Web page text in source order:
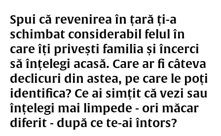
Spui că revenirea în țară ți-a
schimbat considerabil felul în
care îți privești familia și încerci
să înțelegi acasă. Care ar fi câteva
declicuri din astea, pe care le poți
identifica? Ce ai simțit că vezi sau
înțelegi mai limpede - ori măcar
diferit - după ce te-ai întors?